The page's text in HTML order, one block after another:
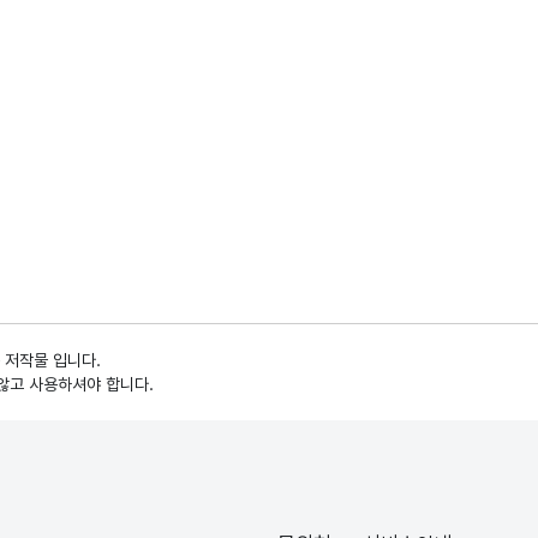
작물 입니다.
고 사용하셔야 합니다.